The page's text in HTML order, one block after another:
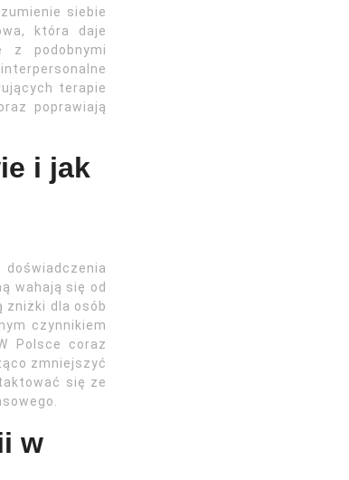
siebie
która daje
z podobnymi
terapie
poprawiają
i jak
wahają się od
zniżki dla osób
czynnikiem
Polsce coraz
zmniejszyć
się ze
w